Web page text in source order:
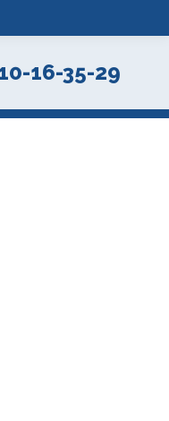
16-35-29